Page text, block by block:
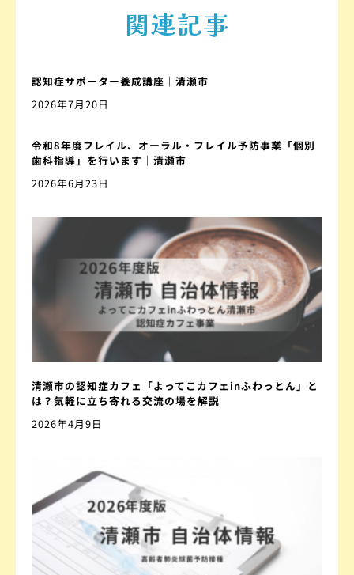
関連記事
認知症サポーター養成講座｜清瀬市
2026年7月20日
令和8年度フレイル、オーラル・フレイル予防事業「個別
歯科指導」を行います｜清瀬市
2026年6月23日
清瀬市の認知症カフェ「よってこカフェinふわっとん」と
は？気軽に立ち寄れる交流の場を解説
2026年4月9日